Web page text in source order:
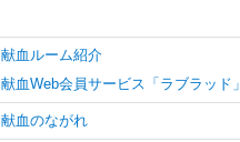
献血ルーム紹介
献血Web会員サービス「ラブラッド」
献血のながれ